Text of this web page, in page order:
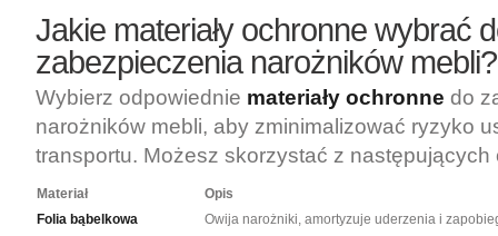
Jakie materiały ochronne wybrać
zabezpieczenia narożników mebli?
Wybierz odpowiednie materiały ochronne do
narożników mebli, aby zminimalizować ryzyko
transportu. Możesz skorzystać z następujących
Materiał
Opis
Folia bąbelkowa
Owija narożniki, amortyzuje uderzenia i